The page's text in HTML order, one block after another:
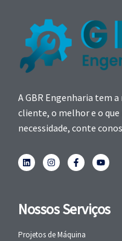
A GBR Engenharia tem
cliente, o melhor e o que
necessidade, conte
Nossos Serviços
Projetos de Máquina